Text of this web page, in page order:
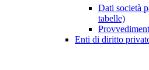
Dati società
tabelle)
Enti di diritto